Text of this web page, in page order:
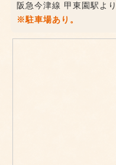
阪急今津線 甲東園駅よ
※駐車場あり。